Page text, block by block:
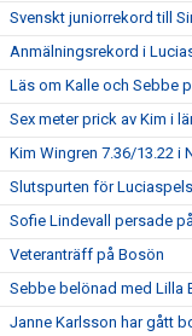
Svenskt juniorrekord till
Anmälningsrekord i
Läs om Kalle och Sebbe
Sex meter prick av Kim i
Kim Wingren 7.36/13.22 i
Slutspurten för
Sofie Lindevall persade
Veteranträff på Bosön
Sebbe belönad med Lilla
Janne Karlsson har gått